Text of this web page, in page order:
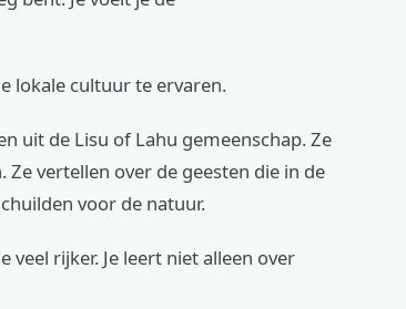
lokale cultuur te ervaren.
uit de Lisu of Lahu gemeenschap. Ze
vertellen over de geesten die in de
voor de natuur.
rijker. Je leert niet alleen over